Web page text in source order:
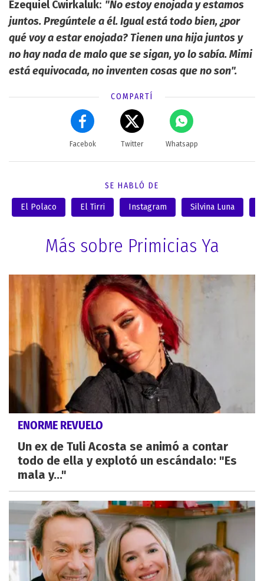
Ezequiel Cwirkaluk: "No estoy enojada y estamos
juntos. Pregúntele a él. Igual está todo bien, ¿por
qué voy a estar enojada? Tienen una hija juntos y
no hay nada de malo que se sigan, yo lo sabía. Mimi
está equivocada, no inventen cosas que no son".
COMPARTÍ
Facebok Twitter Whatsapp
SE HABLÓ DE
El Polaco El Tirri Instagram Silvina Luna
Más sobre Primicias Ya
ENORME REVUELO
Un ex de Tuli Acosta se animó a contar
todo de ella y explotó un escándalo: "Es
mala y..."